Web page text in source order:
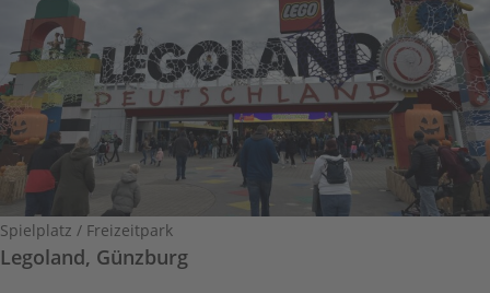
Spielplatz / Freizeitpark
Legoland, Günzburg